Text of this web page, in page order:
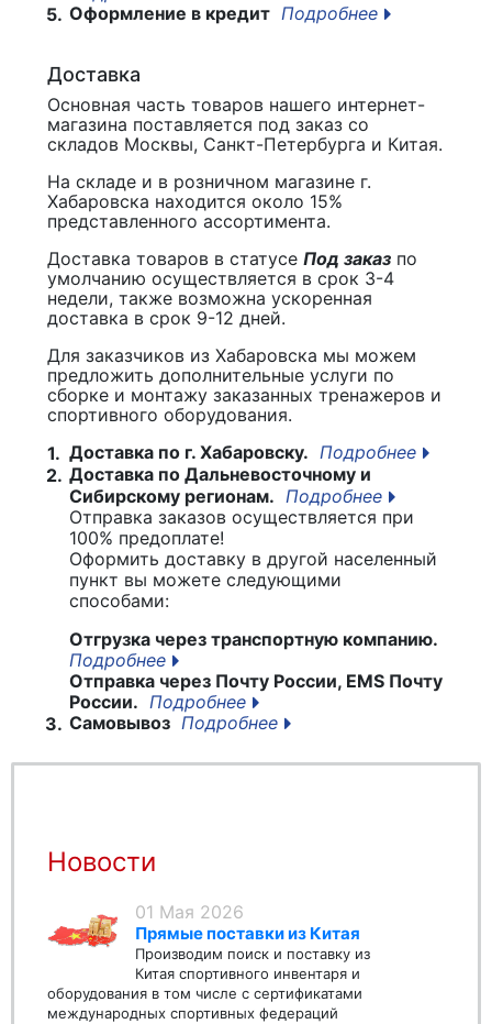
5. Оформление в кредит Подробнее
Доставка
Основная часть товаров нашего интернет-
магазина поставляется под заказ со
складов Москвы, Санкт-Петербурга и Китая.
На складе и в розничном магазине г.
Хабаровска находится около 15%
представленного ассортимента.
Доставка товаров в статусе Под заказ по
умолчанию осуществляется в срок 3-4
недели, также возможна ускоренная
доставка в срок 9-12 дней.
Для заказчиков из Хабаровска мы можем
предложить дополнительные услуги по
сборке и монтажу заказанных тренажеров и
спортивного оборудования.
1. Доставка по г. Хабаровску. Подробнее
2. Доставка по Дальневосточному и
Сибирскому регионам. Подробнее
Отправка заказов осуществляется при
100% предоплате!
Оформить доставку в другой населенный
пункт вы можете следующими
способами:
Отгрузка через транспортную компанию.
Подробнее
Отправка через Почту России, EMS Почту
России. Подробнее
3. Самовывоз Подробнее
Новости
01 Мая 2026
Прямые поставки из Китая
Производим поиск и поставку из
Китая спортивного инвентаря и
оборудования в том числе с сертификатами
международных спортивных федераций